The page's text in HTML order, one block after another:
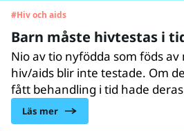
#Hiv och aids
Barn måste hivtestas i
Nio av tio nyfödda som föds
hiv/aids blir inte testade. Om
fått behandling i tid hade
överleva sin tvåårsdag ökat
visar en ny FN-rapport som
Läs mer